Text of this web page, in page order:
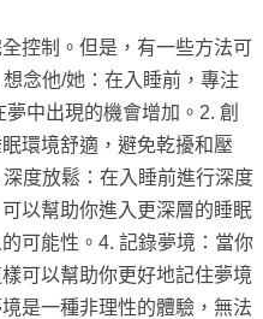
控制。但是，有一些方法可
念他/她：在入睡前，專注
中出現的機會增加。2. 創
環境舒適，避免乾擾和壓
度放鬆：在入睡前進行深度
以幫助你進入更深層的睡眠
可能性。4. 記錄夢境：當你
可以幫助你更好地記住夢境
是一種非理性的體驗，無法